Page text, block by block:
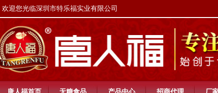
欢迎您光临深圳市特乐福实业有限公司